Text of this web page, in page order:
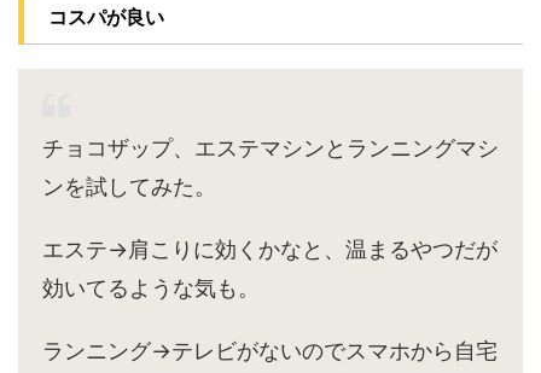
コスパが良い
チョコザップ、エステマシンとランニングマシ
ンを試してみた。
エステ→肩こりに効くかなと、温まるやつだが
効いてるような気も。
ランニング→テレビがないのでスマホから自宅